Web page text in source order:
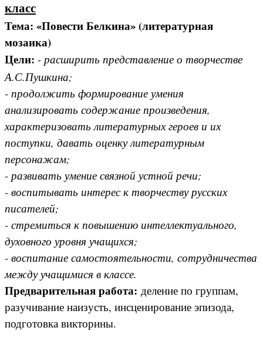
класс
Тема: «Повести Белкина» (литературная
мозаика)
Цели: - расширить представление о творчестве
А.С.Пушкина;
- продолжить формирование умения
анализировать содержание произведения,
характеризовать литературных героев и их
поступки, давать оценку литературным
персонажам;
- развивать умение связной устной речи;
- воспитывать интерес к творчеству русских
писателей;
- стремиться к повышению интеллектуального,
духовного уровня учащихся;
- воспитание самостоятельности, сотрудничества
между учащимися в классе.
Предварительная работа: деление по группам,
разучивание наизусть, инсценирование эпизода,
подготовка викторины.